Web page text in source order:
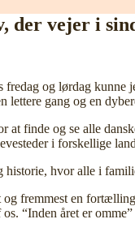
der vejer i
og lørdag kunne
lettere gang og en
at finde og se alle
i forskellige
historie, hvor alle i
fremmest en
“Inden året er